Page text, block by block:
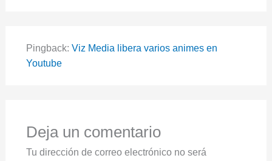
Pingback: Viz Media libera varios animes en
Youtube
Deja un comentario
Tu dirección de correo electrónico no será